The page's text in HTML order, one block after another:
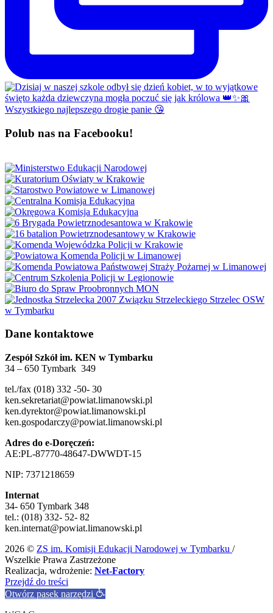
Polub nas na Facebooku!
Dane kontaktowe
Zespół Szkół im. KEN w Tymbarku
34 – 650 Tymbark 349
tel./fax (018) 332 -50- 30
ken.sekretariat@powiat.limanowski.pl
ken.dyrektor@powiat.limanowski.pl
ken.gospodarczy@powiat.limanowski.pl
Adres do e-Doręczeń:
AE:PL-87770-48647-DWWDT-15
NIP: 7371218659
Internat
34- 650 Tymbark 348
tel.: (018) 332- 52- 82
ken.internat@powiat.limanowski.pl
2026 © ZS im. Komisji Edukacji Narodowej w Tymbarku /
Wszelkie Prawa Zastrzeżone
Realizacja, wdrożenie: Net-Factory
Przejdź do treści
Otwórz pasek narzędzi